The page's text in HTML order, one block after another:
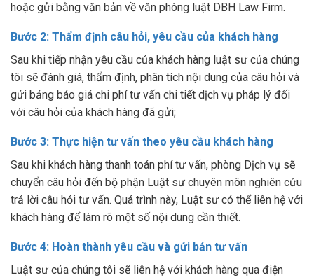
hoặc gửi bằng văn bản về văn phòng luật DBH Law Firm.
Bước 2: Thẩm định câu hỏi, yêu cầu của khách hàng
Sau khi tiếp nhận yêu cầu của khách hàng luật sư của chúng
tôi sẽ đánh giá, thẩm định, phân tích nội dung của câu hỏi và
gửi bảng báo giá chi phí tư vấn chi tiết dịch vụ pháp lý đối
với câu hỏi của khách hàng đã gửi;
Bước 3: Thực hiện tư vấn theo yêu cầu khách hàng
Sau khi khách hàng thanh toán phí tư vấn, phòng Dịch vụ sẽ
chuyển câu hỏi đến bộ phận Luật sư chuyên môn nghiên cứu
trả lời câu hỏi tư vấn. Quá trình này, Luật sư có thể liên hệ với
khách hàng để làm rõ một số nội dung cần thiết.
Bước 4: Hoàn thành yêu cầu và gửi bản tư vấn
Luật sư của chúng tôi sẽ liên hệ với khách hàng qua điện